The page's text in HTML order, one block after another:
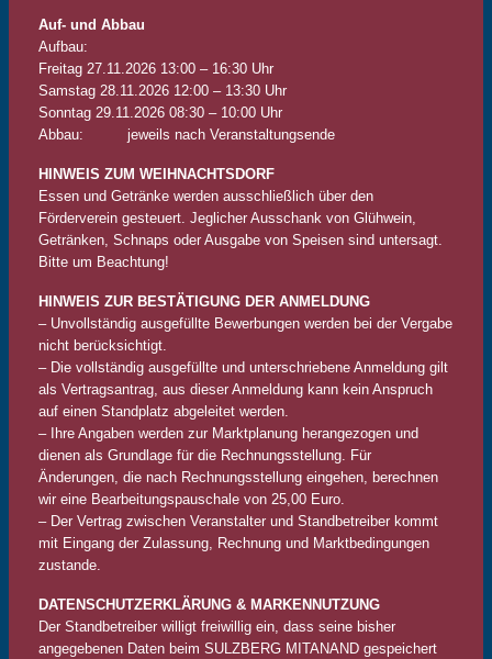
Auf- und Abbau
Aufbau:
Freitag 27.11.2026 13:00 – 16:30 Uhr
Samstag 28.11.2026 12:00 – 13:30 Uhr
Sonntag 29.11.2026 08:30 – 10:00 Uhr
Abbau: jeweils nach Veranstaltungsende
HINWEIS ZUM WEIHNACHTSDORF
Essen und Getränke werden ausschließlich über den
Förderverein gesteuert. Jeglicher Ausschank von Glühwein,
Getränken, Schnaps oder Ausgabe von Speisen sind untersagt.
Bitte um Beachtung!
HINWEIS ZUR BESTÄTIGUNG DER ANMELDUNG
– Unvollständig ausgefüllte Bewerbungen werden bei der Vergabe
nicht berücksichtigt.
– Die vollständig ausgefüllte und unterschriebene Anmeldung gilt
als Vertragsantrag, aus dieser Anmeldung kann kein Anspruch
auf einen Standplatz abgeleitet werden.
– Ihre Angaben werden zur Marktplanung herangezogen und
dienen als Grundlage für die Rechnungsstellung. Für
Änderungen, die nach Rechnungsstellung eingehen, berechnen
wir eine Bearbeitungspauschale von 25,00 Euro.
– Der Vertrag zwischen Veranstalter und Standbetreiber kommt
mit Eingang der Zulassung, Rechnung und Marktbedingungen
zustande.
DATENSCHUTZERKLÄRUNG & MARKENNUTZUNG
Der Standbetreiber willigt freiwillig ein, dass seine bisher
angegebenen Daten beim SULZBERG MITANAND gespeichert